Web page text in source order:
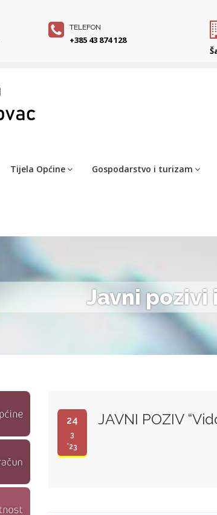
TELEFON
+385 43 874 128
Tijela Općine Gospodarstvo i turizam
Javni pozivi
24
3
'23
JAVNI POZIV